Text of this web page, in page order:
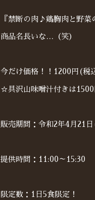
『禁断の肉♪鶏胸肉と野菜
商品名長いな…（笑）
今だけ価格！！1200円(税
☆具沢山味噌汁付きは
販売期間：令和2年4月21
提供時間：11:00～15:30
限定数：1日5食限定！